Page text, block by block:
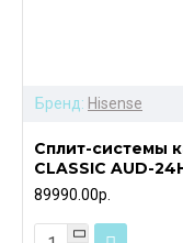
Бренд: Hisense
Сплит-системы
CLASSIC AUD-
89990.00р.